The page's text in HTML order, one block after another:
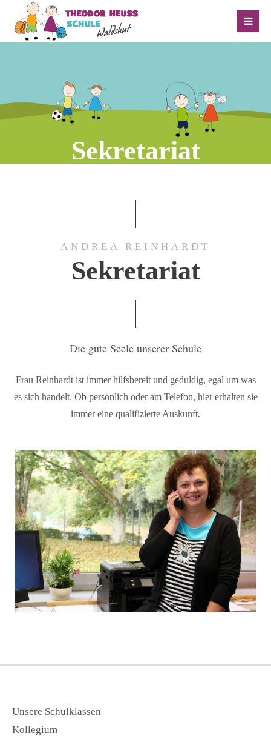
Sekretariat
ANDREA REINHARDT
Sekretariat
Die gute Seele unserer Schule
Frau Reinhardt ist immer hilfsbereit und geduldig, egal um was
es sich handelt. Ob persönlich oder am Telefon, hier erhalten sie
immer eine qualifizierte Auskunft.
Unsere Schulklassen
Kollegium